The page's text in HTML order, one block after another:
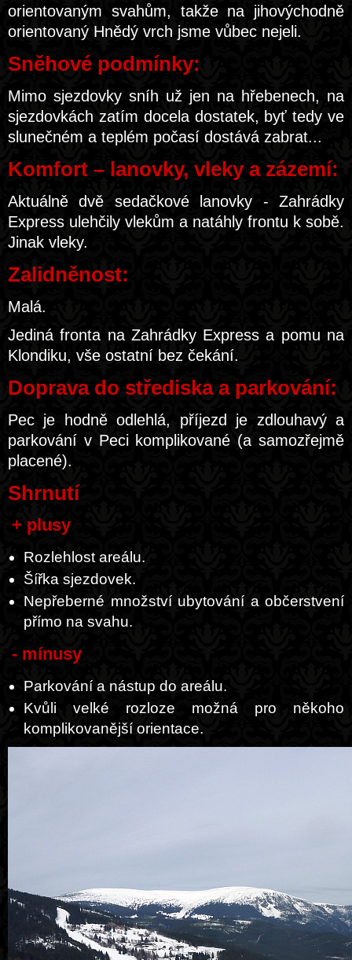
orientovaným svahům, takže na jihovýchodně
orientovaný Hnědý vrch jsme vůbec nejeli.
Sněhové podmínky:
Mimo sjezdovky sníh už jen na hřebenech, na
sjezdovkách zatím docela dostatek, byť tedy ve
slunečném a teplém počasí dostává zabrat...
Komfort – lanovky, vleky a zázemí:
Aktuálně dvě sedačkové lanovky - Zahrádky
Express ulehčily vlekům a natáhly frontu k sobě.
Jinak vleky.
Zalidněnost:
Malá.
Jediná fronta na Zahrádky Express a pomu na
Klondiku, vše ostatní bez čekání.
Doprava do střediska a parkování:
Pec je hodně odlehlá, příjezd je zdlouhavý a
parkování v Peci komplikované (a samozřejmě
placené).
Shrnutí
+ plusy
Rozlehlost areálu.
Šířka sjezdovek.
Nepřeberné množství ubytování a občerstvení
přímo na svahu.
- mínusy
Parkování a nástup do areálu.
Kvůli velké rozloze možná pro někoho
komplikovanější orientace.